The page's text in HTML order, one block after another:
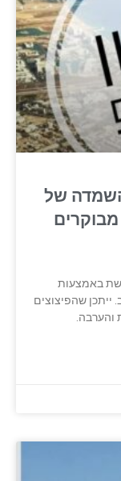
של
באמצעות
שהפיצוצים
והערבה.